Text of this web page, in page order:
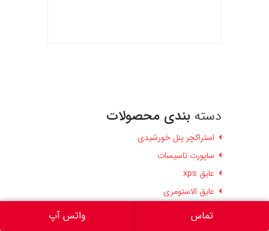
دسته بندی محصولات
استراکچر پنل خورشیدی
ساپورت تاسیسات
عایق xps
عایق الاستومری
عایق الیاف سرامیک
تماس واتس آپ